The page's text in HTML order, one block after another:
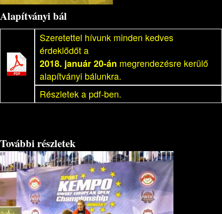
Alapítványi bál
Szeretettel hívunk minden kedves
érdeklődőt a
2018. január 20-án megrendezésre kerülő
alapítványi bálunkra.
Részletek a pdf-ben.
További részletek